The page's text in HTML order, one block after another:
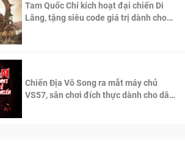
Tam Quốc Chí kích hoạt đại chiến Di
Lăng, tặng siêu code giá trị dành cho
Chiến Địa Vô Song ra mắt máy chủ
VS57, sân chơi đích thực dành cho dân